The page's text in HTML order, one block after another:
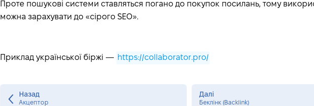
Проте пошукові системи ставляться погано до покупок посилань, тому
можна зарахувати до «сірого SEO».
Приклад української біржі — https://collaborator.pro/
Назад
Акцептор
Далі
Беклінк (Backlink)